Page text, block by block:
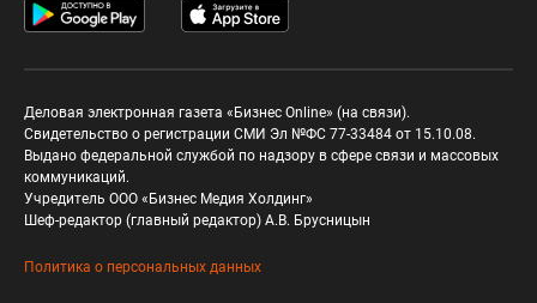
Деловая электронная газета «Бизнес Online» (на связи).
Свидетельство о регистрации СМИ Эл №ФС 77-33484 от 15.10.08.
Выдано федеральной службой по надзору в сфере связи и массовых
коммуникаций.
Учредитель ООО «Бизнес Медия Холдинг»
Шеф-редактор (главный редактор) А.В. Брусницын
Политика о персональных данных